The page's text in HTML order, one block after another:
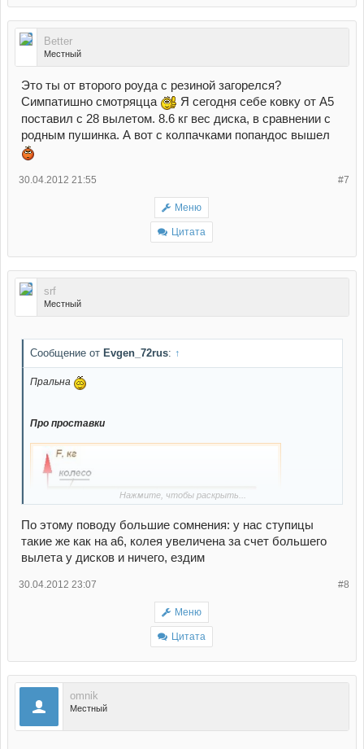
Better
Местный
Это ты от второго роуда с резиной загорелся?
Симпатишно смотряцца
Я сегодня себе ковку от А5
поставил с 28 вылетом. 8.6 кг вес диска, в сравнении с
родным пушинка. А вот с колпачками попандос вышел
#7
30.04.2012 21:55
Меню
Цитата
srf
Местный
Сообщение от Evgen_72rus: ↑
Пральна
Про проставки
Источник
Нажмите, чтобы раскрыть...
По этому поводу большие сомнения: у нас ступицы
такие же как на а6, колея увеличена за счет большего
вылета у дисков и ничего, ездим
#8
30.04.2012 23:07
Меню
Цитата
omnik
Местный